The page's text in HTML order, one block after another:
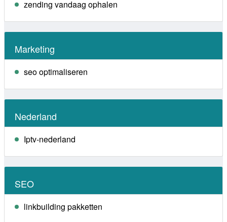
zending vandaag ophalen
Marketing
seo optimaliseren
Nederland
Iptv-nederland
SEO
linkbuilding pakketten